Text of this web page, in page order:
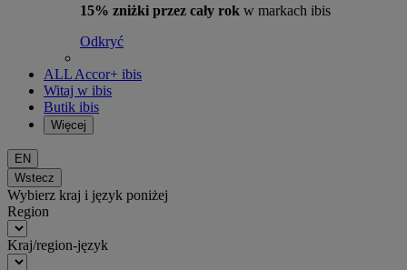
15% zniżki przez cały rok w markach ibis
Odkryć
ALL Accor+ ibis
Witaj w ibis
Butik ibis
Więcej
EN
Wstecz
Wybierz kraj i język poniżej
Region
Kraj/region-język